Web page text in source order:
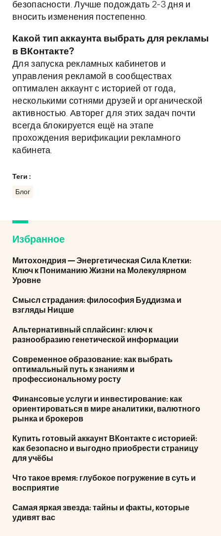
безопасности. Лучше подождать 2-3 дня и
вносить изменения постепенно.
Какой тип аккаунта выбрать для рекламы
в ВКонтакте?
Для запуска рекламных кабинетов и
управления рекламой в сообществах
оптимален аккаунт с историей от года,
несколькими сотнями друзей и органической
активностью. Авторег для этих задач почти
всегда блокируется ещё на этапе
прохождения верификации рекламного
кабинета.
Теги :
Блог
Избранное
Митохондрия — Энергетическая Сила Клетки:
Ключ к Пониманию Жизни на Молекулярном
Уровне
Смысл страдания: философия Буддизма и
взгляды Ницше
Альтернативный сплайсинг: ключ к
разнообразию генетической информации
Современное образование: как выбрать
оптимальный путь к знаниям и
профессиональному росту
Финансовые услуги и инвестирование: как
ориентироваться в мире аналитики, валютного
рынка и брокеров
Купить готовый аккаунт ВКонтакте с историей:
как безопасно и выгодно приобрести страницу
для учёбы
Что такое время: глубокое погружение в суть и
восприятие
Самая яркая звезда: тайны и факты, которые
удивят вас